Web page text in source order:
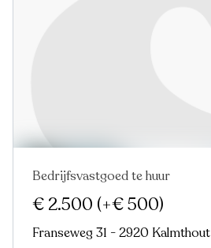
Bedrijfsvastgoed te huur
€ 2.500 (+€ 500)
Franseweg 31 - 2920 Kalmthout